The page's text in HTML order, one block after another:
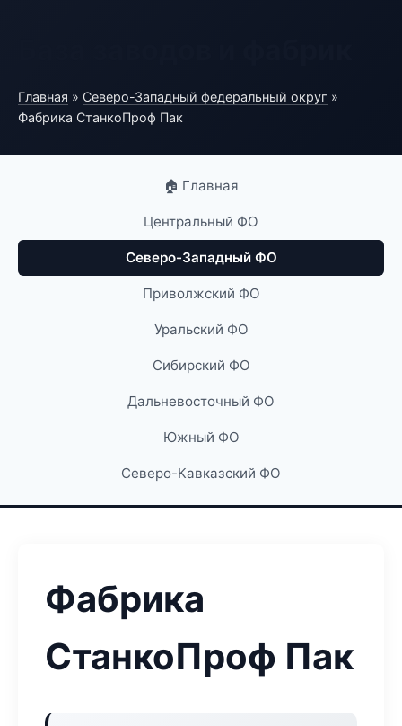
Главная » Северо-Западный федеральный округ »
Фабрика СтанкоПроф Пак
🏠 Главная
Центральный ФО
Северо-Западный ФО
Приволжский ФО
Уральский ФО
Сибирский ФО
Дальневосточный ФО
Южный ФО
Северо-Кавказский ФО
Фабрика
СтанкоПроф Пак